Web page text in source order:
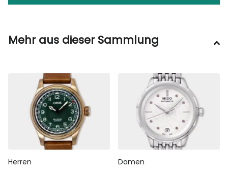
Mehr aus dieser Sammlung
Herren Damen